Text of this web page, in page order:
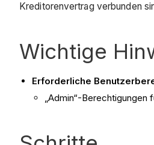
Kreditorenvertrag verbunden
Wichtige
Erforderliche
„Admin“-Berechtigungen